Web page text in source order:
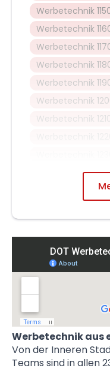
Werbetechnik
Werbetechnik
Werbetechnik
Werbetechnik
Werbetechnik
Werbetechnik
Werbetechnik
Werbetechnik aus
Von der Inneren
Teams sind in allen